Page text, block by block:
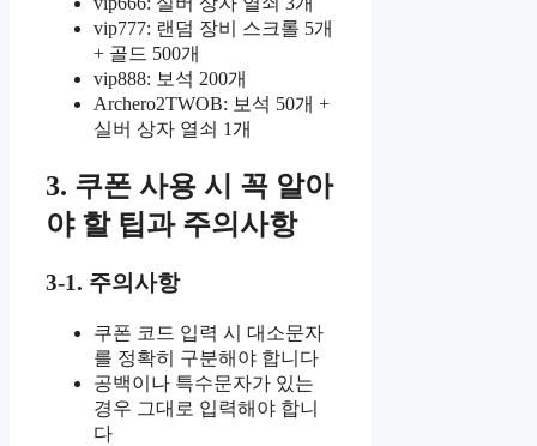
vip777: 랜덤 장비 스크롤 5개
+ 골드 500개
vip888: 보석 200개
Archero2TWOB: 보석 50개 +
실버 상자 열쇠 1개
3. 쿠폰 사용 시 꼭 알아
야 할 팁과 주의사항
3-1. 주의사항
쿠폰 코드 입력 시 대소문자
를 정확히 구분해야 합니다
공백이나 특수문자가 있는
경우 그대로 입력해야 합니
다